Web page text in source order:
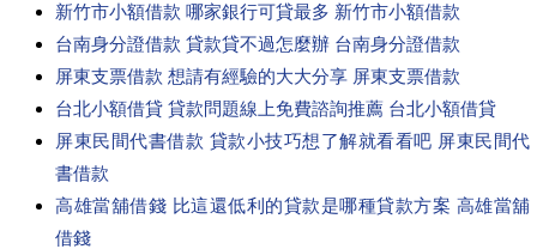
新竹市小額借款 哪家銀行可貸最多 新竹市小額借款
台南身分證借款 貸款貸不過怎麼辦 台南身分證借款
屏東支票借款 想請有經驗的大大分享 屏東支票借款
台北小額借貸 貸款問題線上免費諮詢推薦 台北小額借貸
屏東民間代書借款 貸款小技巧想了解就看看吧 屏東民間代
書借款
高雄當舖借錢 比這還低利的貸款是哪種貸款方案 高雄當舖
借錢